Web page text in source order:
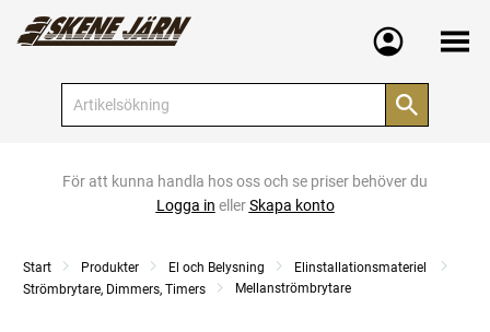
Meny
För att kunna handla hos oss och se priser behöver du
Logga in ellerSkapa konto
Start Produkter El och Belysning
Elinstallationsmateriel
Strömbrytare, Dimmers, Timers
Mellanströmbrytare